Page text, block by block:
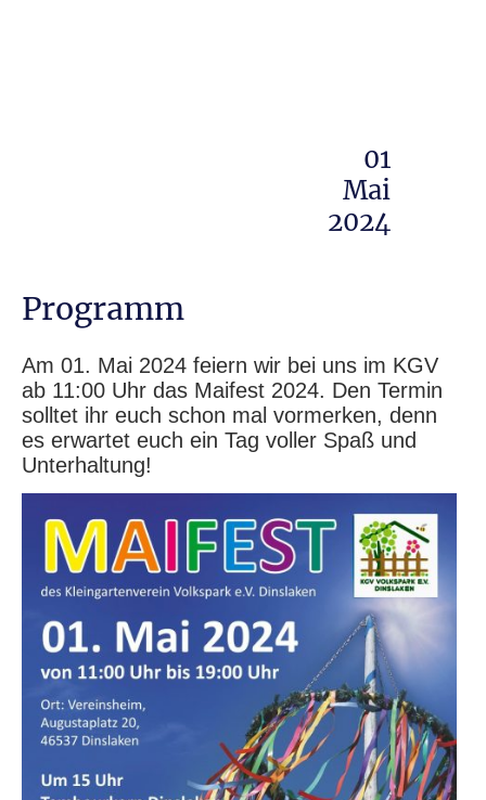
01
Mai
2024
Programm
Am 01. Mai 2024 feiern wir bei uns im KGV
ab 11:00 Uhr das Maifest 2024. Den Termin
solltet ihr euch schon mal vormerken, denn
es erwartet euch ein Tag voller Spaß und
Unterhaltung!